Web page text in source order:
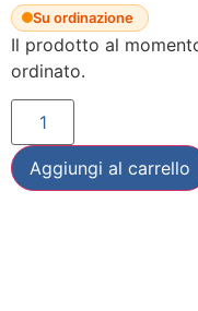
Su ordinazione
Il prodotto al
ordinato.
Aggiungi al carrello